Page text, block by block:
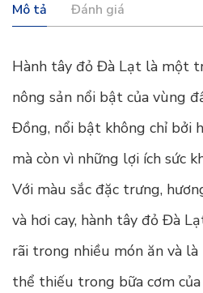
Mô tả Đánh giá
Hành tây đỏ Đà Lạt là một
nông sản nổi bật của vùng
Đồng, nổi bật không chỉ bởi
mà còn vì những lợi ích sức
Với màu sắc đặc trưng,
và hơi cay, hành tây đỏ Đà
rãi trong nhiều món ăn và
thể thiếu trong bữa cơm